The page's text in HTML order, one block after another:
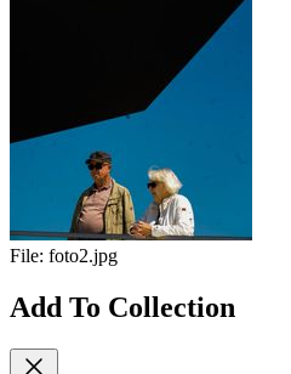
File: foto2.jpg
Add To Collection